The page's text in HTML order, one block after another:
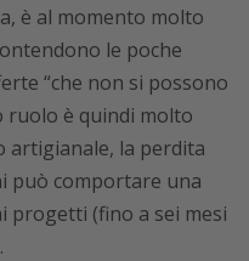
è al momento molto
le poche
“che non si possono
ruolo è quindi molto
artigianale, la perdita
può comportare una
progetti (fino a sei mesi